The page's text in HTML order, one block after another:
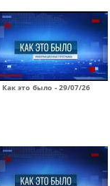
Как это было - 29/07/26